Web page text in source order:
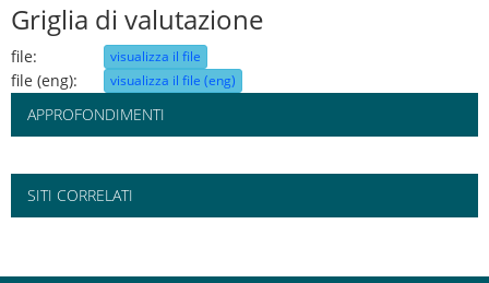
Griglia di valutazione
file: visualizza il file
file (eng): visualizza il file (eng)
APPROFONDIMENTI
SITI CORRELATI